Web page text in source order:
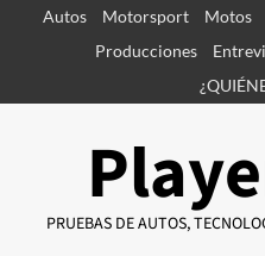
SaltarAutos Motorsport Motos
Producciones
PRUEBAS DE AUTOS,